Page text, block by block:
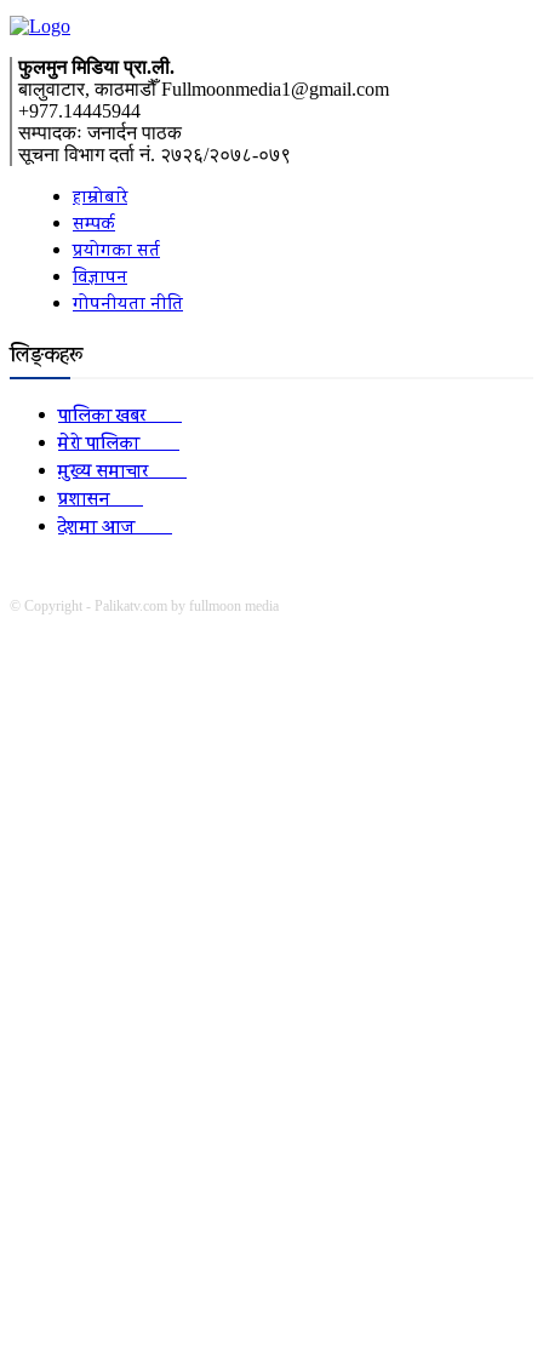
फुलमुन मिडिया प्रा.ली.
बालुवाटार, काठमाडौँ Fullmoonmedia1@gmail.com
+977.14445944
सम्पादकः जनार्दन पाठक
सूचना विभाग दर्ता नं. २७२६/२०७८-०७९
हाम्रोबारे
सम्पर्क
प्रयोगका सर्त
विज्ञापन
गोपनीयता नीति
लिङ्कहरू
पालिका खबर2152
मेरो पालिका2078
मुख्य समाचार2010
प्रशासन1341
देशमा आज1278
© Copyright - Palikatv.com by fullmoon media